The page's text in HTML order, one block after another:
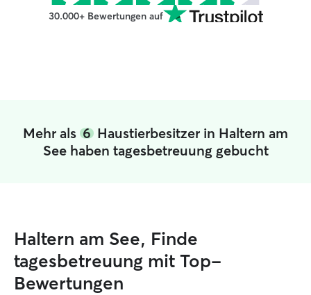
30.000+ Bewertungen auf
Mehr als 6 Haustierbesitzer in Haltern am
See haben tagesbetreuung gebucht
Haltern am See, Finde
tagesbetreuung mit Top-
Bewertungen